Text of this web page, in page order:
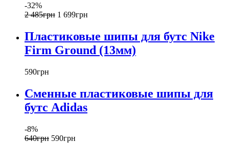
-32%
2 485грн 1 699грн
Пластиковые шипы для бутс Nike
Firm Ground (13мм)
590грн
Сменные пластиковые шипы для
бутс Adidas
-8%
640грн 590грн